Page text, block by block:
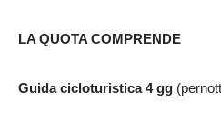
LA QUOTA COMPRENDE
Guida cicloturistica 4 gg